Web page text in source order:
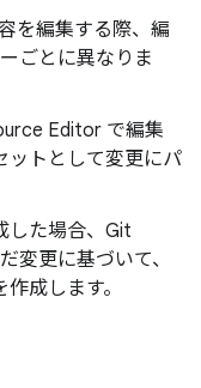
を編集する際、編
ごとに異なりま
Editor で編集
ットとして変更にパ
した場合、Git
変更に基づいて、
成します。